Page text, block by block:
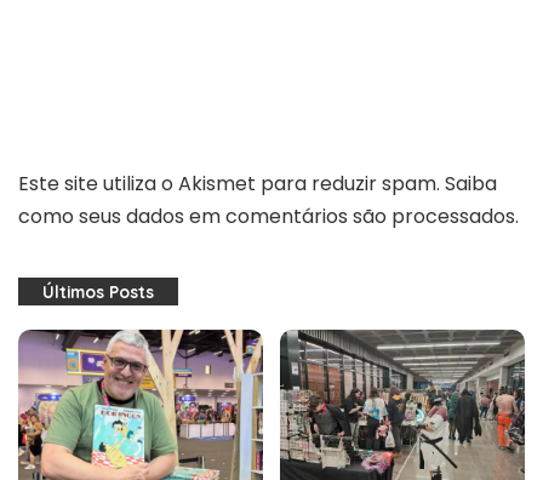
Este site utiliza o Akismet para reduzir spam. Saiba
como seus dados em comentários são processados.
Últimos Posts